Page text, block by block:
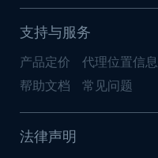
支持与服务
产品定价 代理位置信息
帮助文档
常见问题
法律声明